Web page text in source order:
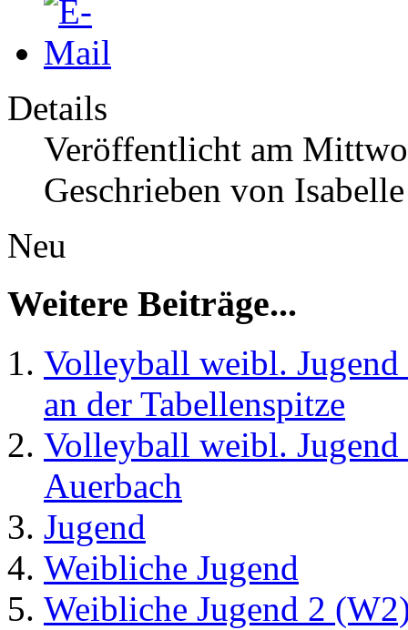
Details
Veröffentlicht am
Geschrieben von
Neu
Weitere Beiträge...
Volleyball weibl. Jugend
an der Tabellenspitze
Volleyball weibl.
Auerbach
Jugend
Weibliche Jugend
Weibliche Jugend 2